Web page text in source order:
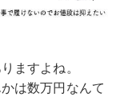
ますよね。
は数万円なんて